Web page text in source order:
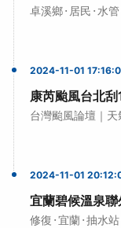
卓溪鄉· 居民 · 水管
2024-11-01
康芮颱風台北
台灣颱風論壇｜天
2024-11-01
宜蘭碧候溫泉
修復 ·宜蘭·抽水站